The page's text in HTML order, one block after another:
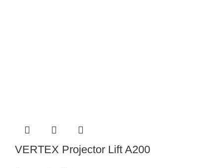
VERTEX Projector Lift A200